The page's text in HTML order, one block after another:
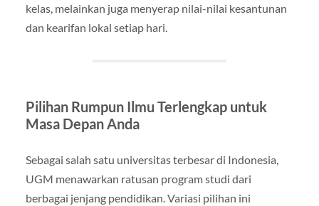
kelas, melainkan juga menyerap nilai-nilai kesantunan
dan kearifan lokal setiap hari.
Pilihan Rumpun Ilmu Terlengkap untuk
Masa Depan Anda
Sebagai salah satu universitas terbesar di Indonesia,
UGM menawarkan ratusan program studi dari
berbagai jenjang pendidikan. Variasi pilihan ini